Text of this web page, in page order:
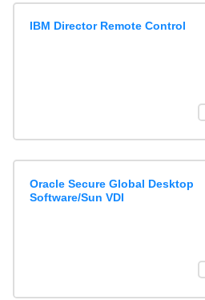
IBM Director Remote Control
Oracle Secure Global Desktop
Software/Sun VDI